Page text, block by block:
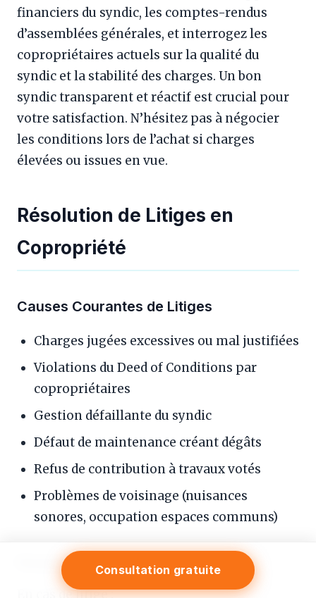
financiers du syndic, les comptes-rendus
d’assemblées générales, et interrogez les
copropriétaires actuels sur la qualité du
syndic et la stabilité des charges. Un bon
syndic transparent et réactif est crucial pour
votre satisfaction. N’hésitez pas à négocier
les conditions lors de l’achat si charges
élevées ou issues en vue.
Résolution de Litiges en
Copropriété
Causes Courantes de Litiges
Charges jugées excessives ou mal justifiées
Violations du Deed of Conditions par
copropriétaires
Gestion défaillante du syndic
Défaut de maintenance créant dégâts
Refus de contribution à travaux votés
Problèmes de voisinage (nuisances
sonores, occupation espaces communs)
Processus de Résolution
En cas de litige :
Consultation gratuite